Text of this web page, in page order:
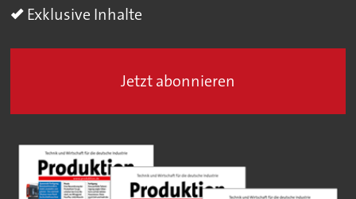
Exklusive Inhalte
Jetzt abonnieren